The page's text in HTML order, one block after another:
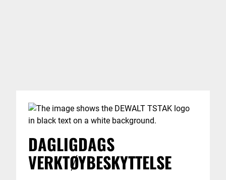
DAGLIGDAGS
VERKTØYBESKYTTELSE